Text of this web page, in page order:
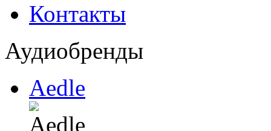
Контакты
Аудиобренды
Aedle